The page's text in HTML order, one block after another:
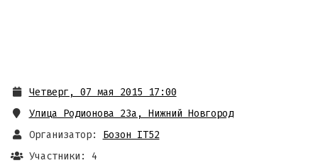
Четверг, 07 мая 2015 17:00
Улица Родионова 23а, Нижний Новгород
Организатор:
Бозон IT52
Участники: 4